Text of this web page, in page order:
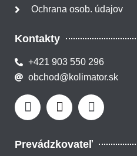
Ochrana osob. údajov
Kontakty
+421 903 550 296
obchod@kolimator.sk
Prevádzkovateľ